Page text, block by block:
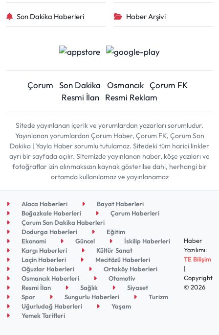
Son Dakika Haberleri Haber Arşivi
Çorum Son Dakika Osmancık Çorum FK
Resmi İlan
Resmi Reklam
Sitede yayınlanan içerik ve yorumlardan yazarları sorumludur.
Yayınlanan yorumlardan Çorum Haber, Çorum FK, Çorum Son
Dakika | Yayla Haber sorumlu tutulamaz. Sitedeki tüm harici linkler
ayrı bir sayfada açılır. Sitemizde yayınlanan haber, köşe yazıları ve
fotoğraflar izin alınmaksızın kaynak gösterilse dahi, herhangi bir
ortamda kullanılamaz ve yayınlanamaz
Alaca Haberleri
Bayat Haberleri
Boğazkale Haberleri
Çorum Haberleri
Çorum Son Dakika Haberleri
Dodurga Haberleri
Eğitim
Ekonomi
Güncel
İskilip Haberleri
Kargı Haberleri
Kültür Sanat
Laçin Haberleri
Mecitözü Haberleri
Oğuzlar Haberleri
Ortaköy Haberleri
Osmancık Haberleri
Otomotiv
Resmi İlan
Sağlık
Siyaset
Spor
Sungurlu Haberleri
Turizm
Uğurludağ Haberleri
Yaşam
Yemek Tarifleri
Haber
Yazılımı:
TE Bilişim
|
Copyright
© 2026